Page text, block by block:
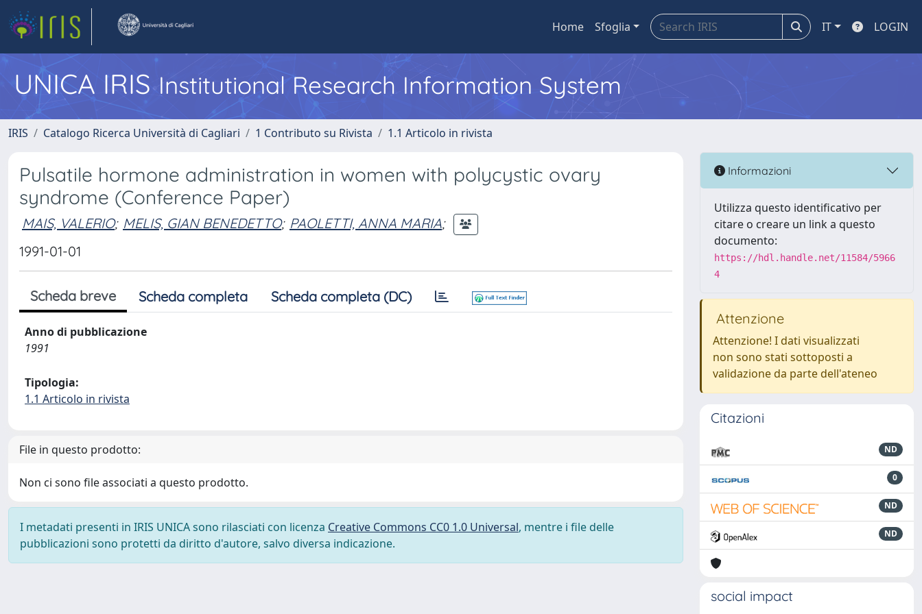
Home Sfoglia IT LOGIN
UNICA IRISInstitutional Research Information System
IRIS Catalogo Ricerca Università di Cagliari 1 Contributo su Rivista 1.1 Articolo in rivista
Pulsatile hormone administration in women with polycystic ovary
syndrome (Conference Paper)
MAIS, VALERIO; MELIS, GIAN BENEDETTO; PAOLETTI, ANNA MARIA;
1991-01-01
Scheda breve Scheda completa Scheda completa (DC)
Anno di pubblicazione
1991
Tipologia:
1.1 Articolo in rivista
File in questo prodotto:
Non ci sono file associati a questo prodotto.
I metadati presenti in IRIS UNICA sono rilasciati con licenza Creative Commons CC0 1.0 Universal, mentre i file delle
pubblicazioni sono protetti da diritto d'autore, salvo diversa indicazione.
Informazioni
Utilizza questo identificativo per
citare o creare un link a questo
documento:
https://hdl.handle.net/11584/5966
4
Attenzione
Attenzione! I dati visualizzati
non sono stati sottoposti a
validazione da parte dell'ateneo
Citazioni
ND
0
ND
ND
social impact